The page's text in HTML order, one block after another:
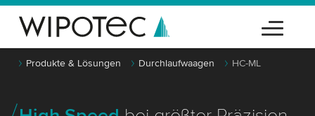
Produkte & Lösungen Durchlaufwaagen HC-ML